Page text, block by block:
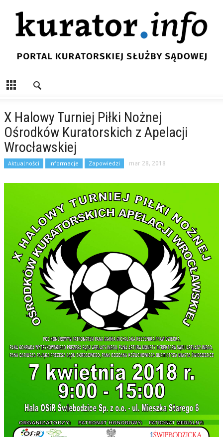
X Halowy Turniej Piłki Nożnej
Ośrodków Kuratorskich z Apelacji
Wrocławskiej
Aktualności Informacje Zapowiedzi mar 28, 2018